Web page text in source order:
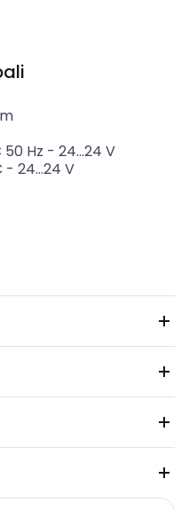
Hz - 24...24 V
- 24...24 V